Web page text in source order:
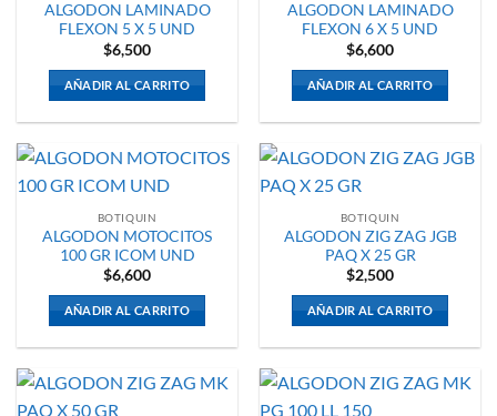
ALGODON LAMINADO
FLEXON 5 X 5 UND
$6,500
AÑADIR AL CARRITO
ALGODON LAMINADO
FLEXON 6 X 5 UND
$6,600
AÑADIR AL CARRITO
BOTIQUIN
ALGODON MOTOCITOS
100 GR ICOM UND
$6,600
AÑADIR AL CARRITO
BOTIQUIN
ALGODON ZIG ZAG JGB
PAQ X 25 GR
$2,500
AÑADIR AL CARRITO